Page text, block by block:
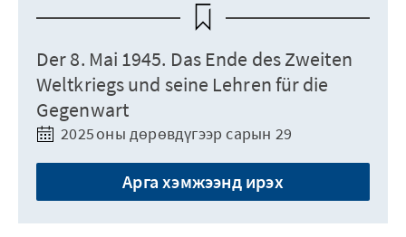
Der 8. Mai 1945. Das Ende des Zweiten
Weltkriegs und seine Lehren für die
Gegenwart
2025 оны дөрөвдүгээр сарын 29
Арга хэмжээнд ирэх